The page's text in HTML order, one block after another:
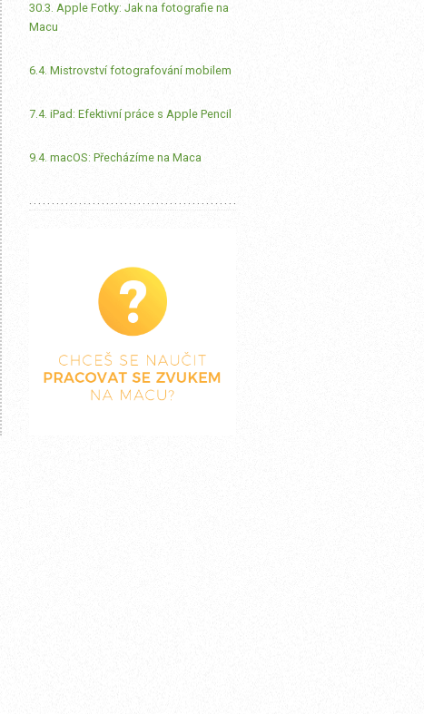
30.3. Apple Fotky: Jak na fotografie na
Macu
6.4. Mistrovství fotografování mobilem
7.4. iPad: Efektivní práce s Apple Pencil
9.4. macOS: Přecházíme na Maca